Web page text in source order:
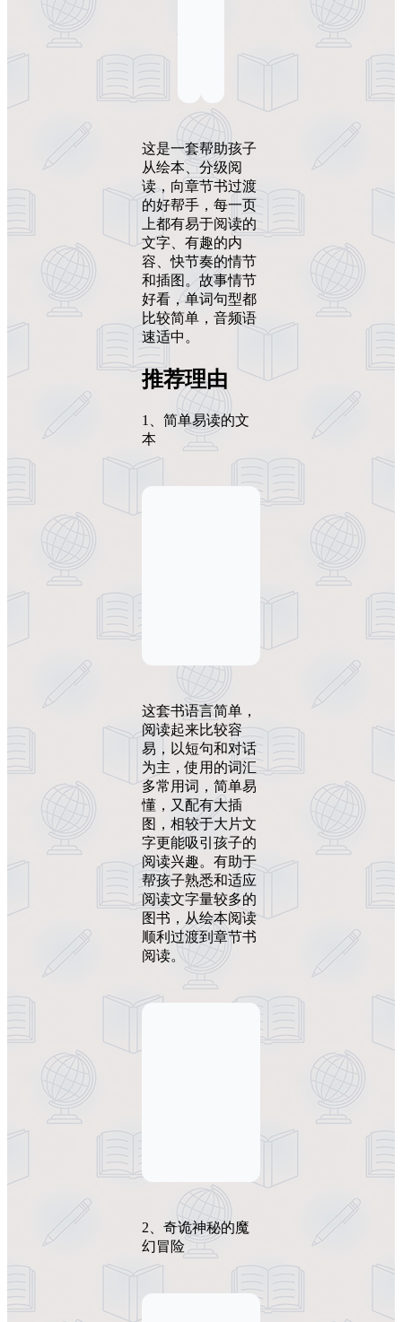
这是一套帮助孩子
从绘本、分级阅
读，向章节书过渡
的好帮手，每一页
上都有易于阅读的
文字、有趣的内
容、快节奏的情节
和插图。故事情节
好看，单词句型都
比较简单，音频语
速适中。
推荐理由
1、简单易读的文
本
这套书语言简单，
阅读起来比较容
易，以短句和对话
为主，使用的词汇
多常用词，简单易
懂，又配有大插
图，相较于大片文
字更能吸引孩子的
阅读兴趣。有助于
帮孩子熟悉和适应
阅读文字量较多的
图书，从绘本阅读
顺利过渡到章节书
阅读。
2、奇诡神秘的魔
幻冒险